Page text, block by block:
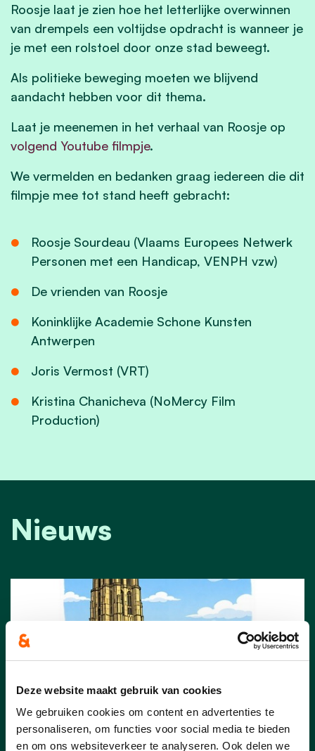
Deze website maakt gebruik van cookies
We gebruiken cookies om content en advertenties te
personaliseren, om functies voor social media te bieden
en om ons websiteverkeer te analyseren. Ook delen we
Roosje laat je zien hoe het letterlijke overwinnen
van drempels een voltijdse opdracht is wanneer je
je met een rolstoel door onze stad beweegt.
Als politieke beweging moeten we blijvend
aandacht hebben voor dit thema.
Laat je meenemen in het verhaal van Roosje op
volgend Youtube filmpje.
We vermelden en bedanken graag iedereen die dit
filmpje mee tot stand heeft gebracht:
Roosje Sourdeau (Vlaams Europees Netwerk
Personen met een Handicap, VENPH vzw)
De vrienden van Roosje
Koninklijke Academie Schone Kunsten
Antwerpen
Joris Vermost (VRT)
Kristina Chanicheva (NoMercy Film
Production)
Nieuws